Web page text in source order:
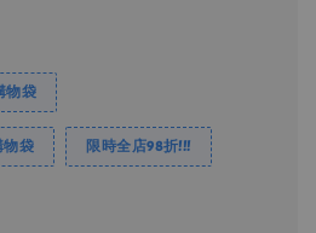
物袋
物袋 限時全店98折!!!